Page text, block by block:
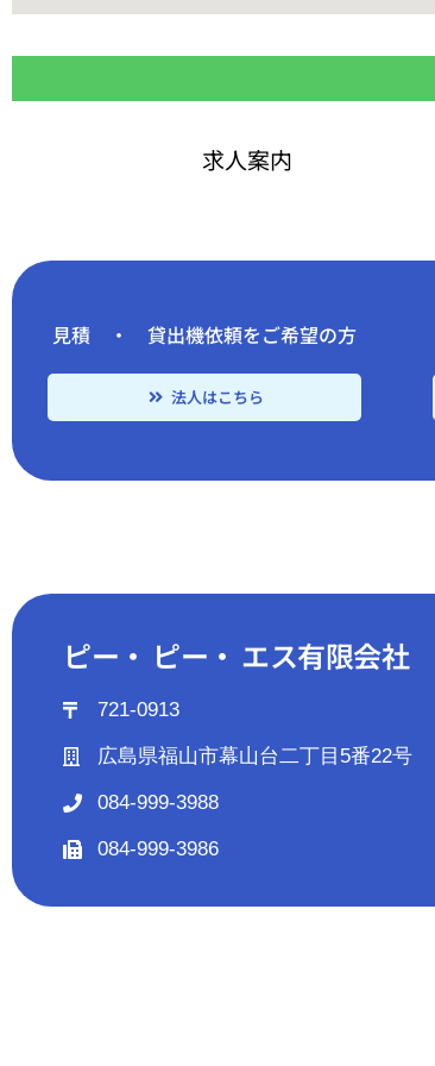
求人案内
見積 ・ 貸出機依頼をご希望の方
法人はこちら
ピー・ ピー・ エス有限会社
721-0913
広島県福山市幕山台二丁目5番22号
084-999-3988
084-999-3986